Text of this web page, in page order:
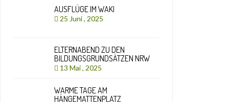
AUSFLÜGE IM WAKI
25 Juni , 2025
ELTERNABEND ZU DEN
BILDUNGSGRUNDSÄTZEN NRW
13 Mai , 2025
WARME TAGE AM
HÄNGEMATTENPLATZ